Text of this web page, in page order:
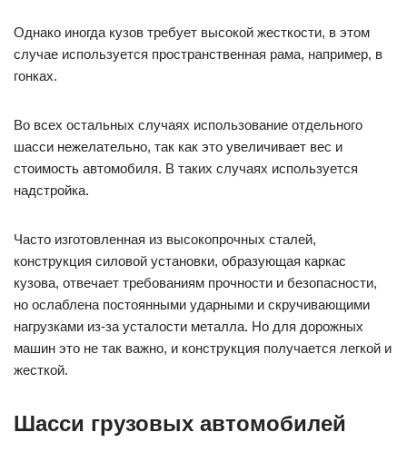
Однако иногда кузов требует высокой жесткости, в этом
случае используется пространственная рама, например, в
гонках.
Во всех остальных случаях использование отдельного
шасси нежелательно, так как это увеличивает вес и
стоимость автомобиля. В таких случаях используется
надстройка.
Часто изготовленная из высокопрочных сталей,
конструкция силовой установки, образующая каркас
кузова, отвечает требованиям прочности и безопасности,
но ослаблена постоянными ударными и скручивающими
нагрузками из-за усталости металла. Но для дорожных
машин это не так важно, и конструкция получается легкой и
жесткой.
Шасси грузовых автомобилей